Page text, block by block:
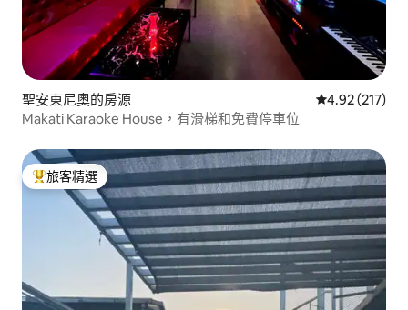
聖安東尼奧的房源 從 217 則評價
4.92 (217)
Makati Karaoke House，有滑梯和免費停車位
旅客精選榜首
旅客精選